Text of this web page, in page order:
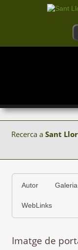
Recerca a Sant
Autor
WebLinks
Imatge de